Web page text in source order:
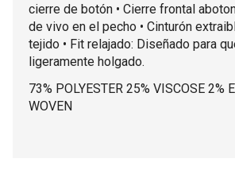
cierre de botón • Cierre frontal
de vivo en el pecho • Cinturón
tejido • Fit relajado: Diseñado para
ligeramente holgado.
73% POLYESTER 25% VISCOSE 2%
WOVEN